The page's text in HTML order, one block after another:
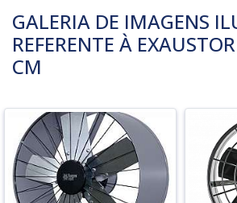
GALERIA DE IMAGENS
REFERENTE À
CM